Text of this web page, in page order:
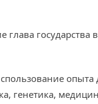
государства
опыта
генетика,